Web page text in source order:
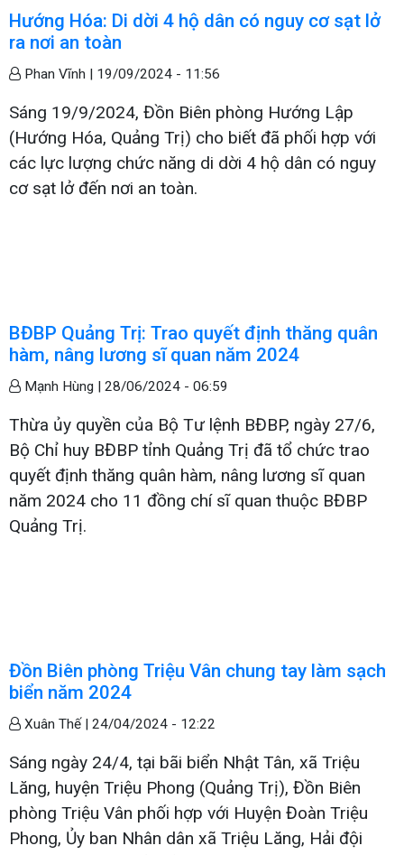
Hướng Hóa: Di dời 4 hộ dân có nguy cơ sạt lở
ra nơi an toàn
Phan Vĩnh | 19/09/2024 - 11:56
Sáng 19/9/2024, Đồn Biên phòng Hướng Lập
(Hướng Hóa, Quảng Trị) cho biết đã phối hợp với
các lực lượng chức năng di dời 4 hộ dân có nguy
cơ sạt lở đến nơi an toàn.
BĐBP Quảng Trị: Trao quyết định thăng quân
hàm, nâng lương sĩ quan năm 2024
Mạnh Hùng | 28/06/2024 - 06:59
Thừa ủy quyền của Bộ Tư lệnh BĐBP, ngày 27/6,
Bộ Chỉ huy BĐBP tỉnh Quảng Trị đã tổ chức trao
quyết định thăng quân hàm, nâng lương sĩ quan
năm 2024 cho 11 đồng chí sĩ quan thuộc BĐBP
Quảng Trị.
Đồn Biên phòng Triệu Vân chung tay làm sạch
biển năm 2024
Xuân Thế | 24/04/2024 - 12:22
Sáng ngày 24/4, tại bãi biển Nhật Tân, xã Triệu
Lăng, huyện Triệu Phong (Quảng Trị), Đồn Biên
phòng Triệu Vân phối hợp với Huyện Đoàn Triệu
Phong, Ủy ban Nhân dân xã Triệu Lăng, Hải đội